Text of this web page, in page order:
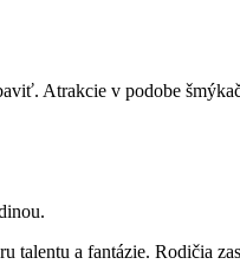
Atrakcie v podobe
a fantázie. Rodičia